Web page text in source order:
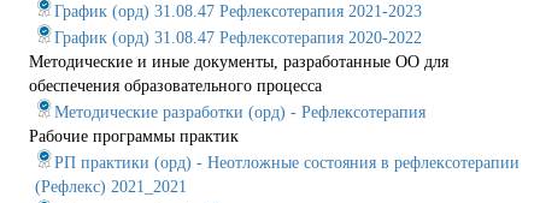
График (орд) 31.08.47 Рефлексотерапия 2021-2023
График (орд) 31.08.47 Рефлексотерапия 2020-2022
Методические и иные документы, разработанные ОО для
обеспечения образовательного процесса
Методические разработки (орд) - Рефлексотерапия
Рабочие программы практик
РП практики (орд) - Неотложные состояния в рефлексотерапии
(Рефлекс) 2021_2021